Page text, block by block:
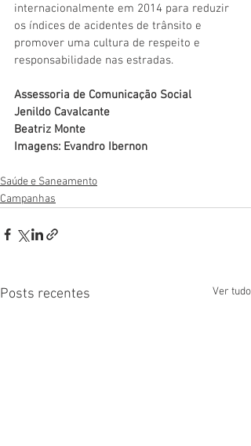
internacionalmente em 2014 para reduzir
os índices de acidentes de trânsito e
promover uma cultura de respeito e
responsabilidade nas estradas.
Assessoria de Comunicação Social
Jenildo Cavalcante
Beatriz Monte
Imagens: Evandro Ibernon
Saúde e Saneamento
Campanhas
Posts recentes Ver tudo